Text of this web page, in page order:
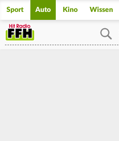
Sport Auto Kino Wissen